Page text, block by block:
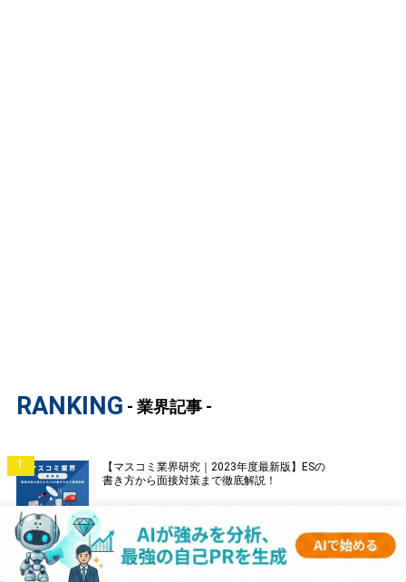
RANKING - 業界記事 -
1
【マスコミ業界研究｜2023年度最新版】ESの
書き方から面接対策まで徹底解説！
【証券業界研究｜2023年度最新版】ESの書き
方から面接対策まで徹底解説！